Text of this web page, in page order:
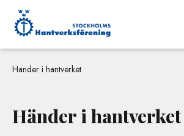
Händer i hantverket
Händer i hantverket